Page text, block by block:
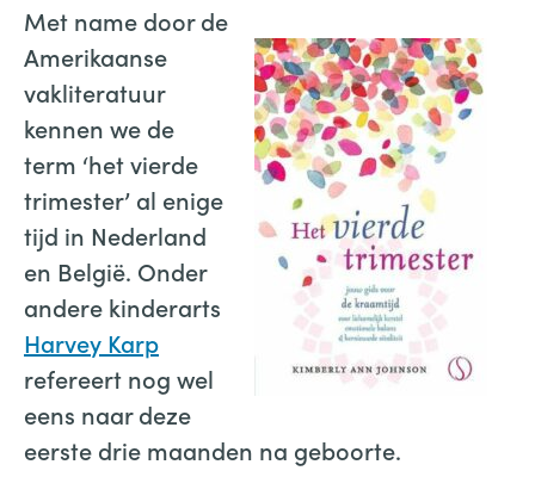
Met name door de
Amerikaanse
vakliteratuur
kennen we de
term ‘het vierde
trimester’ al enige
tijd in Nederland
en België. Onder
andere kinderarts
Harvey Karp
refereert nog wel
eens naar deze
eerste drie maanden na geboorte.